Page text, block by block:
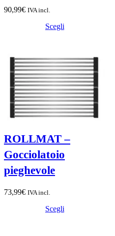
90,99€ IVA incl.
Scegli
ROLLMAT –
Gocciolatoio
pieghevole
73,99€ IVA incl.
Scegli